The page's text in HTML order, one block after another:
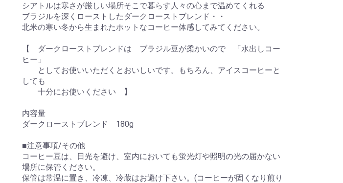
シアトルは寒さが厳しい場所そこで暮らす人々の心まで温めてくれる
ブラジルを深くローストしたダークローストブレンド・・
北米の寒い冬から生まれたホットなコーヒー体感してみてください。
【 ダークローストブレンドは ブラジル豆が柔かいので 「水出しコー
ヒー」
としてお使いいただくとおいしいです。もちろん、アイスコーヒーと
しても
十分にお使いください 】
内容量
ダークローストブレンド 180g
■注意事項/その他
コーヒー豆は、日光を避け、室内においても蛍光灯や照明の光の届かない
場所に保管ください。
保管は常温に置き、冷凍、冷蔵はお避け下さい。(コーヒーが固くなり煎り